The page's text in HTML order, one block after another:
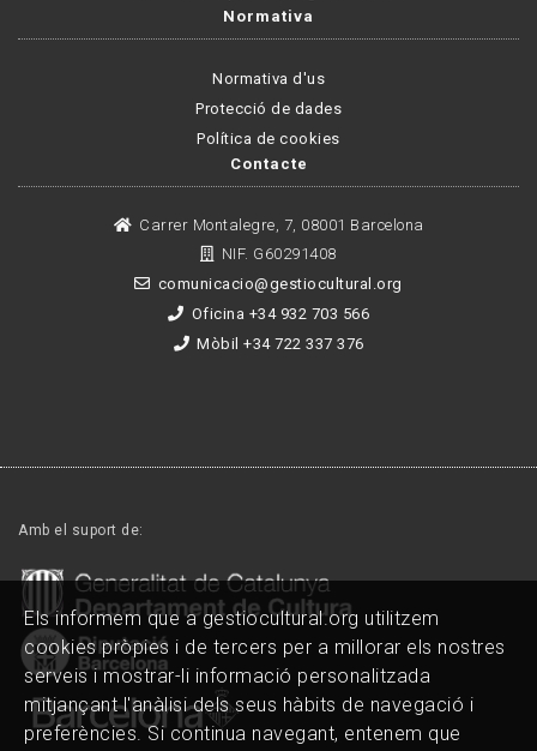
Normativa
Normativa d'us
Protecció de dades
Política de cookies
Contacte
Carrer Montalegre, 7, 08001 Barcelona
NIF. G60291408
comunicacio@gestiocultural.org
Oficina +34 932 703 566
Mòbil +34 722 337 376
Amb el suport de:
Els informem que a gestiocultural.org utilitzem
cookies pròpies i de tercers per a millorar els nostres
serveis i mostrar-li informació personalitzada
mitjançant l'anàlisi dels seus hàbits de navegació i
preferències. Si continua navegant, entenem que